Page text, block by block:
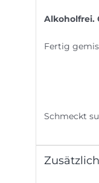
Alkoholfrei.
Fertig
Schmeckt